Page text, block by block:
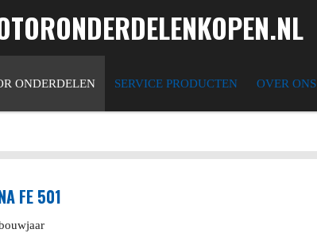
ONDERDELEN SERVICE PRODUCTEN OVER ONS
FE 501